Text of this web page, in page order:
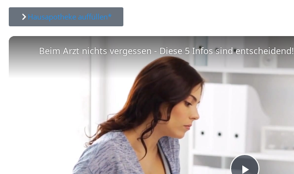
Hausapotheke auffüllen*
Beim Arzt nichts vergessen - Diese 5 Infos sind entscheidend!